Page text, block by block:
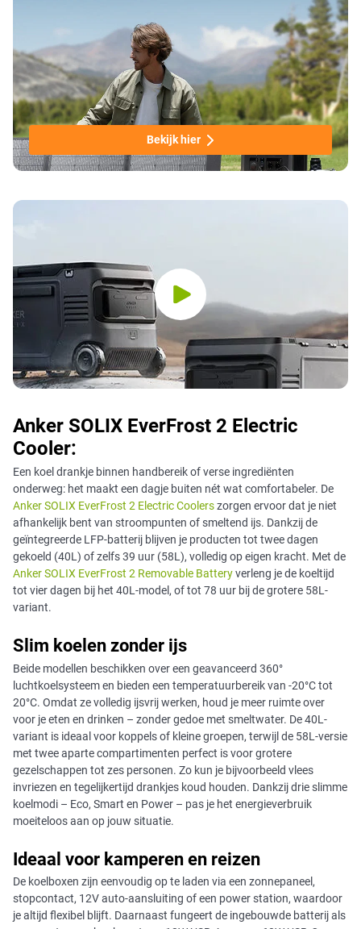
Bekijk hier
Anker SOLIX EverFrost 2 Electric
Cooler:
Een koel drankje binnen handbereik of verse ingrediënten
onderweg: het maakt een dagje buiten nét wat comfortabeler. De
Anker SOLIX EverFrost 2 Electric Coolerszorgen ervoor dat je niet
afhankelijk bent van stroompunten of smeltend ijs. Dankzij de
geïntegreerde LFP-batterij blijven je producten tot twee dagen
gekoeld (40L) of zelfs 39 uur (58L), volledig op eigen kracht. Met de
Anker SOLIX EverFrost 2 Removable Batteryverleng je de koeltijd
tot vier dagen bij het 40L-model, of tot 78 uur bij de grotere 58L-
variant.
Slim koelen zonder ijs
Beide modellen beschikken over een geavanceerd 360°
luchtkoelsysteem en bieden een temperatuurbereik van -20°C tot
20°C. Omdat ze volledig ijsvrij werken, houd je meer ruimte over
voor je eten en drinken – zonder gedoe met smeltwater. De 40L-
variant is ideaal voor koppels of kleine groepen, terwijl de 58L-versie
met twee aparte compartimenten perfect is voor grotere
gezelschappen tot zes personen. Zo kun je bijvoorbeeld vlees
invriezen en tegelijkertijd drankjes koud houden. Dankzij drie slimme
koelmodi – Eco, Smart en Power – pas je het energieverbruik
moeiteloos aan op jouw situatie.
Ideaal voor kamperen en reizen
De koelboxen zijn eenvoudig op te laden via een zonnepaneel,
stopcontact, 12V auto-aansluiting of een power station, waardoor
je altijd flexibel blijft. Daarnaast fungeert de ingebouwde batterij als